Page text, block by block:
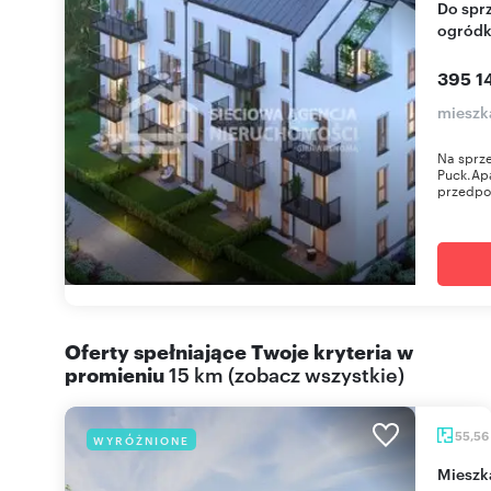
Do sprzedania nowoczesny apartament z
395
Na
Oferty spełniające Twoje kryteria w
promieniu15 km (zobacz wszystkie)
WYRÓŻNIONE 55,56